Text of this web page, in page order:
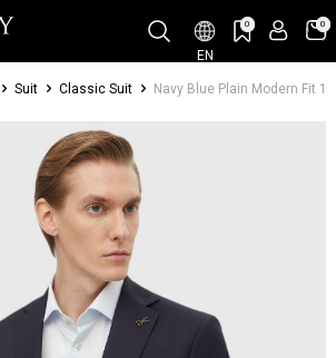
EN
0 0
Suit Classic Suit Navy Blue Plain Modern Fit